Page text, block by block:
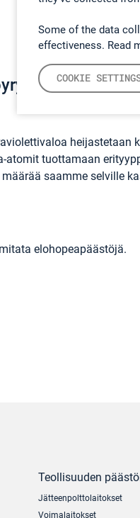
Some of the data
effectiveness. Read
COOKIE
heijastetaan
atomit tuottamaan
saamme selville
elohopeapäästöjä.
Teollisuuden
Jätteenpolttolaitokset
Voimalaitokset